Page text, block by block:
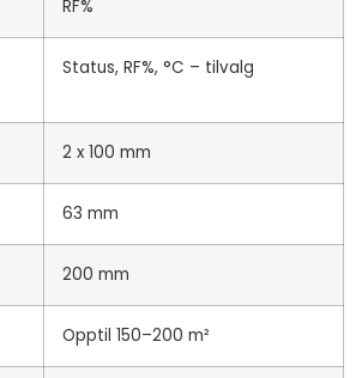
RF%
Status, RF%, °C – tilvalg
2 x 100 mm
63 mm
200 mm
Opptil 150–200 m²